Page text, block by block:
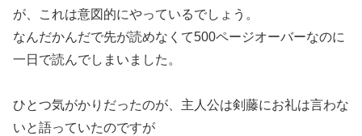
が、これは意図的にやっているでしょう。
なんだかんだで先が読めなくて500ページオーバーなのに
一日で読んでしまいました。
ひとつ気がかりだったのが、主人公は剣藤にお礼は言わな
いと語っていたのですが